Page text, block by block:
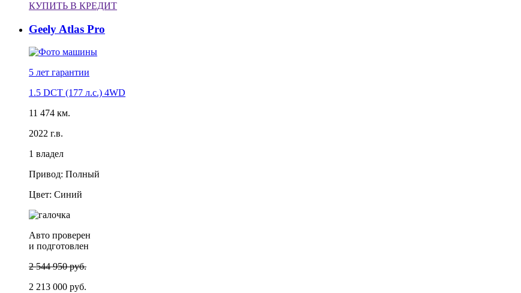
КУПИТЬ В КРЕДИТ
Geely Atlas Pro
5 лет гарантии
1.5 DCT (177 л.с.) 4WD
11 474 км.
2022 г.в.
1 владел
Привод: Полный
Цвет: Синий
Авто проверен
и подготовлен
2 544 950 руб.
2 213 000 руб.